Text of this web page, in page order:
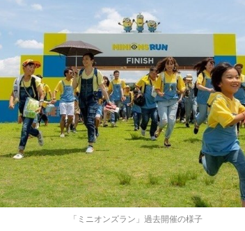
「ミニオンズラン」過去開催の様子